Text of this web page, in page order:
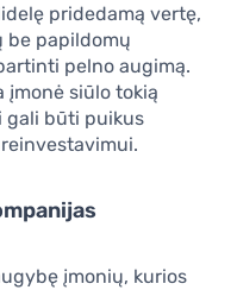
pridedamą vertę,
be papildomų
pelno augimą.
įmonė siūlo tokią
gali būti puikus
įmonių, kurios